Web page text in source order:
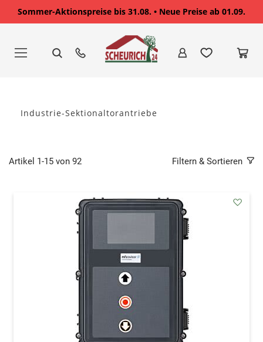
Sommer-Aktionspreise bis 31.08. • Neue Preise ab 01.09.
springen
Industrie-Sektionaltorantriebe
Artikel 1-15 von 92 Filtern & Sortieren